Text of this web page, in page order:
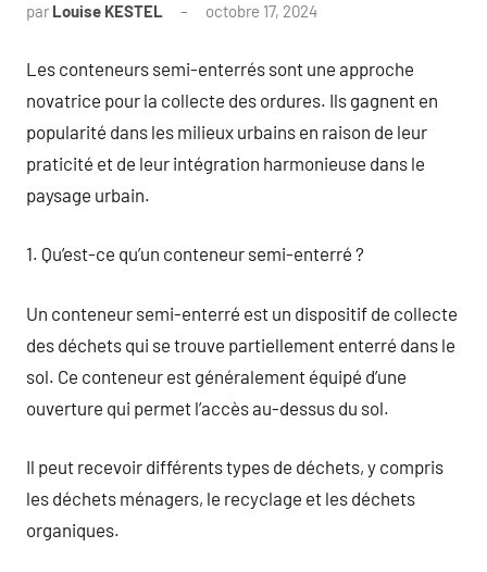
par Louise KESTEL octobre 17, 2024
Les conteneurs semi-enterrés sont une approche
novatrice pour la collecte des ordures. Ils gagnent en
popularité dans les milieux urbains en raison de leur
praticité et de leur intégration harmonieuse dans le
paysage urbain.
1. Qu’est-ce qu’un conteneur semi-enterré ?
Un conteneur semi-enterré est un dispositif de collecte
des déchets qui se trouve partiellement enterré dans le
sol. Ce conteneur est généralement équipé d’une
ouverture qui permet l’accès au-dessus du sol.
Il peut recevoir différents types de déchets, y compris
les déchets ménagers, le recyclage et les déchets
organiques.